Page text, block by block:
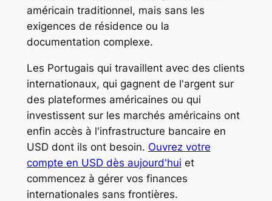
américain traditionnel, mais sans les
exigences de résidence ou la
documentation complexe.
Les Portugais qui travaillent avec des clients
internationaux, qui gagnent de l'argent sur
des plateformes américaines ou qui
investissent sur les marchés américains ont
enfin accès à l'infrastructure bancaire en
USD dont ils ont besoin. Ouvrez votre
compte en USD dès aujourd'hui et
commencez à gérer vos finances
internationales sans frontières.